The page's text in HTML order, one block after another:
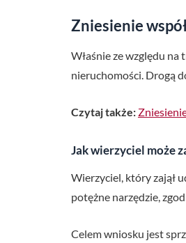
Zniesienie
Właśnie ze względu na
nieruchomości. Drogą
Czytaj także:
Jak wierzyciel może
Wierzyciel, który zajął
potężne narzędzie,
Celem wniosku jest